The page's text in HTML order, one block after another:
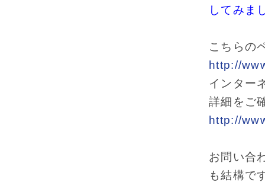
してみま
こちらの
http://
インター
詳細をご
http://
お問い合
も結構で